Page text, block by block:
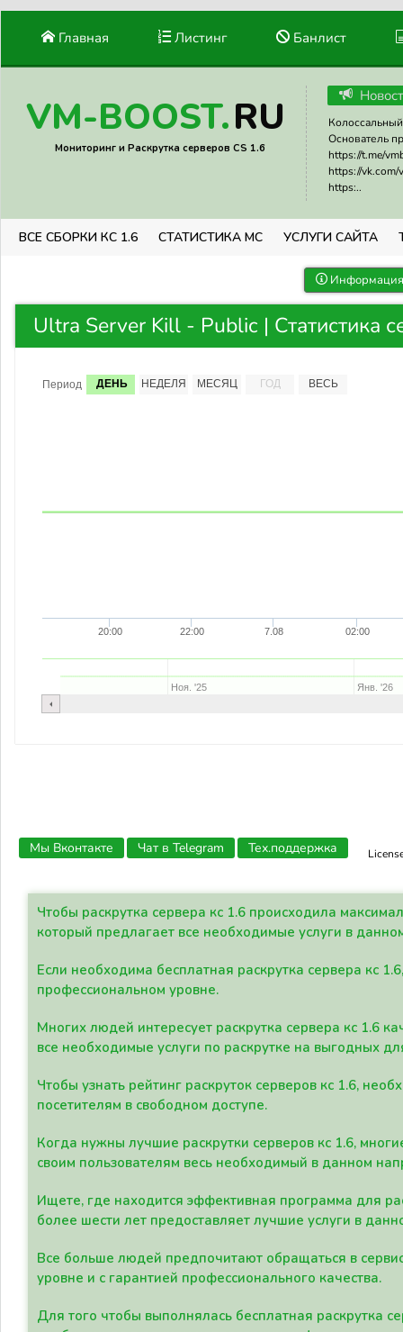
Главная Листинг Банлист
VM-BOOST.RU
Мониторинг и Раскрутка серверов CS 1.6
Основатель
https://t.me/
https://vk.com/
https:..
ВСЕ СБОРКИ КС 1.6 СТАТИСТИКА МС УСЛУГИ САЙТА
Ultra Server Kill - Public | Статистика
Период ДЕНЬ НЕДЕЛЯ МЕСЯЦ ГОД ВЕСЬ
20:00 22:00 7.08 02:00
Ноя. '25 Янв. '26
Мы Вконтакте Чат в Telegram Тех.поддержка
Чтобы раскрутка сервера кс 1.6 происходила
который предлагает все необходимые услуги в
Если необходима бесплатная раскрутка сервера кс
профессиональном уровне.
Многих людей интересует раскрутка сервера кс 1.6
все необходимые услуги по раскрутке на выгодных
Чтобы узнать рейтинг раскруток серверов кс 1.6,
посетителям в свободном доступе.
Когда нужны лучшие раскрутки серверов кс 1.6,
своим пользователям весь необходимый в данном
Ищете, где находится эффективная программа для
более шести лет предоставляет лучшие услуги в
Все больше людей предпочитают обращаться в
уровне и с гарантией профессионального качества.
Для того чтобы выполнялась бесплатная раскрутка